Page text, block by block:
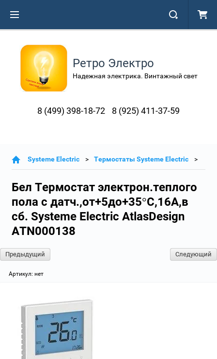
Ретро Электро
Надежная электрика. Винтажный свет
8 (499) 398-18-72 8 (925) 411-37-59
Systeme Electric Термостаты Systeme Electric
Бел Термостат электрон.теплого
пола с датч.,от+5до+35°C,16A,в
сб. Systeme Electric AtlasDesign
ATN000138
Предыдущий Следующий
Артикул: нет